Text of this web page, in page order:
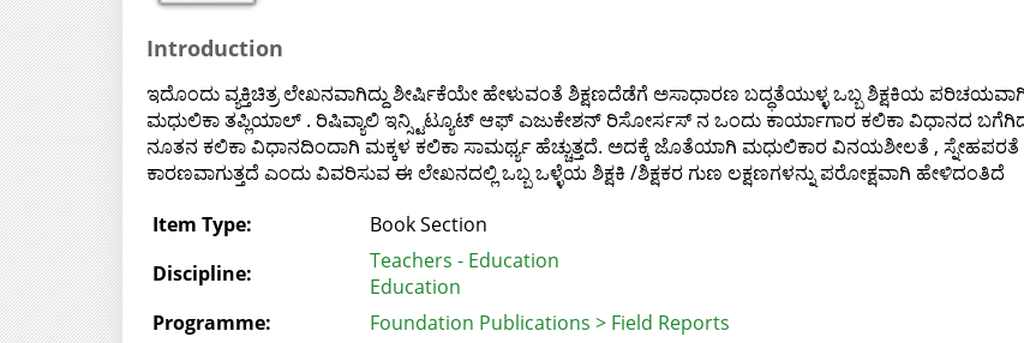
Introduction
ಇದೊಂದು ವ್ಯಕ್ತಿಚಿತ್ರ ಲೇಖನವಾಗಿದ್ದು ಶೀರ್ಷಿಕೆಯೇ ಹೇಳುವಂತೆ ಶಿಕ್ಷಣದೆಡೆಗೆ ಅಸಾಧಾರಣ ಬದ್ಧತೆಯುಳ್ಳ ಒಬ್ಬ ಶಿಕ್ಷಕಿಯ
ಮಧುಲಿಕಾ ತಪ್ಲಿಯಾಲ್ . ರಿಷಿವ್ಯಾಲಿ ಇನ್ಸ್ಟಿಟ್ಯೂಟ್ ಆಫ್ ಎಜುಕೇಶನ್ ರಿಸೋರ್ಸಸ್ ನ ಒಂದು ಕಾರ್ಯಾಗಾರ ಕಲಿಕಾ ವಿಧಾನದ
ನೂತನ ಕಲಿಕಾ ವಿಧಾನದಿಂದಾಗಿ ಮಕ್ಕಳ ಕಲಿಕಾ ಸಾಮರ್ಥ್ಯ ಹೆಚ್ಚುತ್ತದೆ. ಅದಕ್ಕೆ ಜೊತೆಯಾಗಿ ಮಧುಲಿಕಾರ ವಿನಯಶೀಲತೆ , ಸ್ನೇಹಪರತೆ
ಕಾರಣವಾಗುತ್ತದೆ ಎಂದು ವಿವರಿಸುವ ಈ ಲೇಖನದಲ್ಲಿ ಒಬ್ಬ ಒಳ್ಳೆಯ ಶಿಕ್ಷಕಿ /ಶಿಕ್ಷಕರ ಗುಣ ಲಕ್ಷಣಗಳನ್ನು ಪರೋಕ್ಷವಾಗಿ ಹೇಳಿದಂತಿದೆ
Item Type:
Book Section
Discipline:
Teachers - Education
Education
Programme:
Foundation Publications > Field Reports